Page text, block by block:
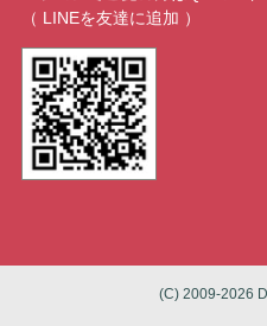
（ LINEを友達に追加 ）
(C) 2009-2026